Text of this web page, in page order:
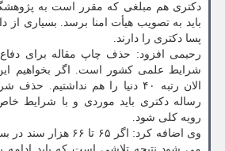
دکتری هم مبلغی که مقرر است به
باید به تصویب هیأت امنا برسد. بسیاری از
پسا دکتری را دارند.
رحیمی افزود: حذف چاپ مقاله برای
شرایط علمی کشور است. اگر بخواهیم
الان رتبه ۴۰ دنیا را هم
رساله دکتری باید موردی و با شرایط
رویه کلی شود.
وی اضافه کرد: اگر ۶۵ تا